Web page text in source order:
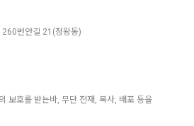
260번안길 21(정왕동)
보호를 받는바, 무단 전재, 복사, 배포 등을